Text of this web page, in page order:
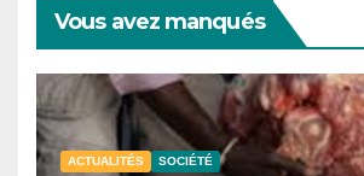
Vous avez manqués
ACTUALITÉS SOCIÉTÉ